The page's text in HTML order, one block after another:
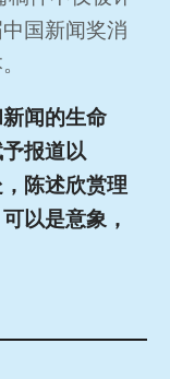
国新闻奖消
闻的生命
报道以
陈述欣赏理
以是意象，